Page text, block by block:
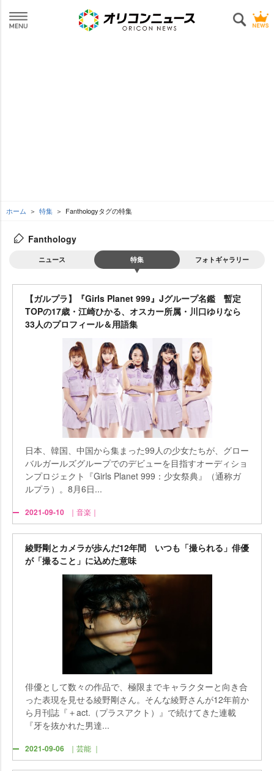
ホーム 特集 Fanthologyタグの特集
Fanthology
ニュース 特集 フォトギャラリー
【ガルプラ】『Girls Planet 999』Jグループ名鑑 暫定
TOPの17歳・江崎ひかる、オスカー所属・川口ゆりなら
33人のプロフィール＆用語集
日本、韓国、中国から集まった99人の少女たちが、グロー
バルガールズグループでのデビューを目指すオーディショ
ンプロジェクト『Girls Planet 999：少女祭典』（通称ガ
ルプラ）。8月6日...
2021-09-10 ｜音楽｜
綾野剛とカメラが歩んだ12年間 いつも「撮られる」俳優
が「撮ること」に込めた意味
俳優として数々の作品で、極限までキャラクターと向き合
った表現を見せる綾野剛さん。そんな綾野さんが12年前か
ら月刊誌『＋act.（プラスアクト）』で続けてきた連載
『牙を抜かれた男達...
2021-09-06 ｜芸能 ｜